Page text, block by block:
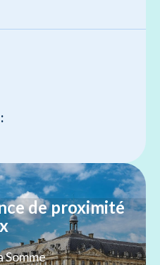
de proximité
Somme